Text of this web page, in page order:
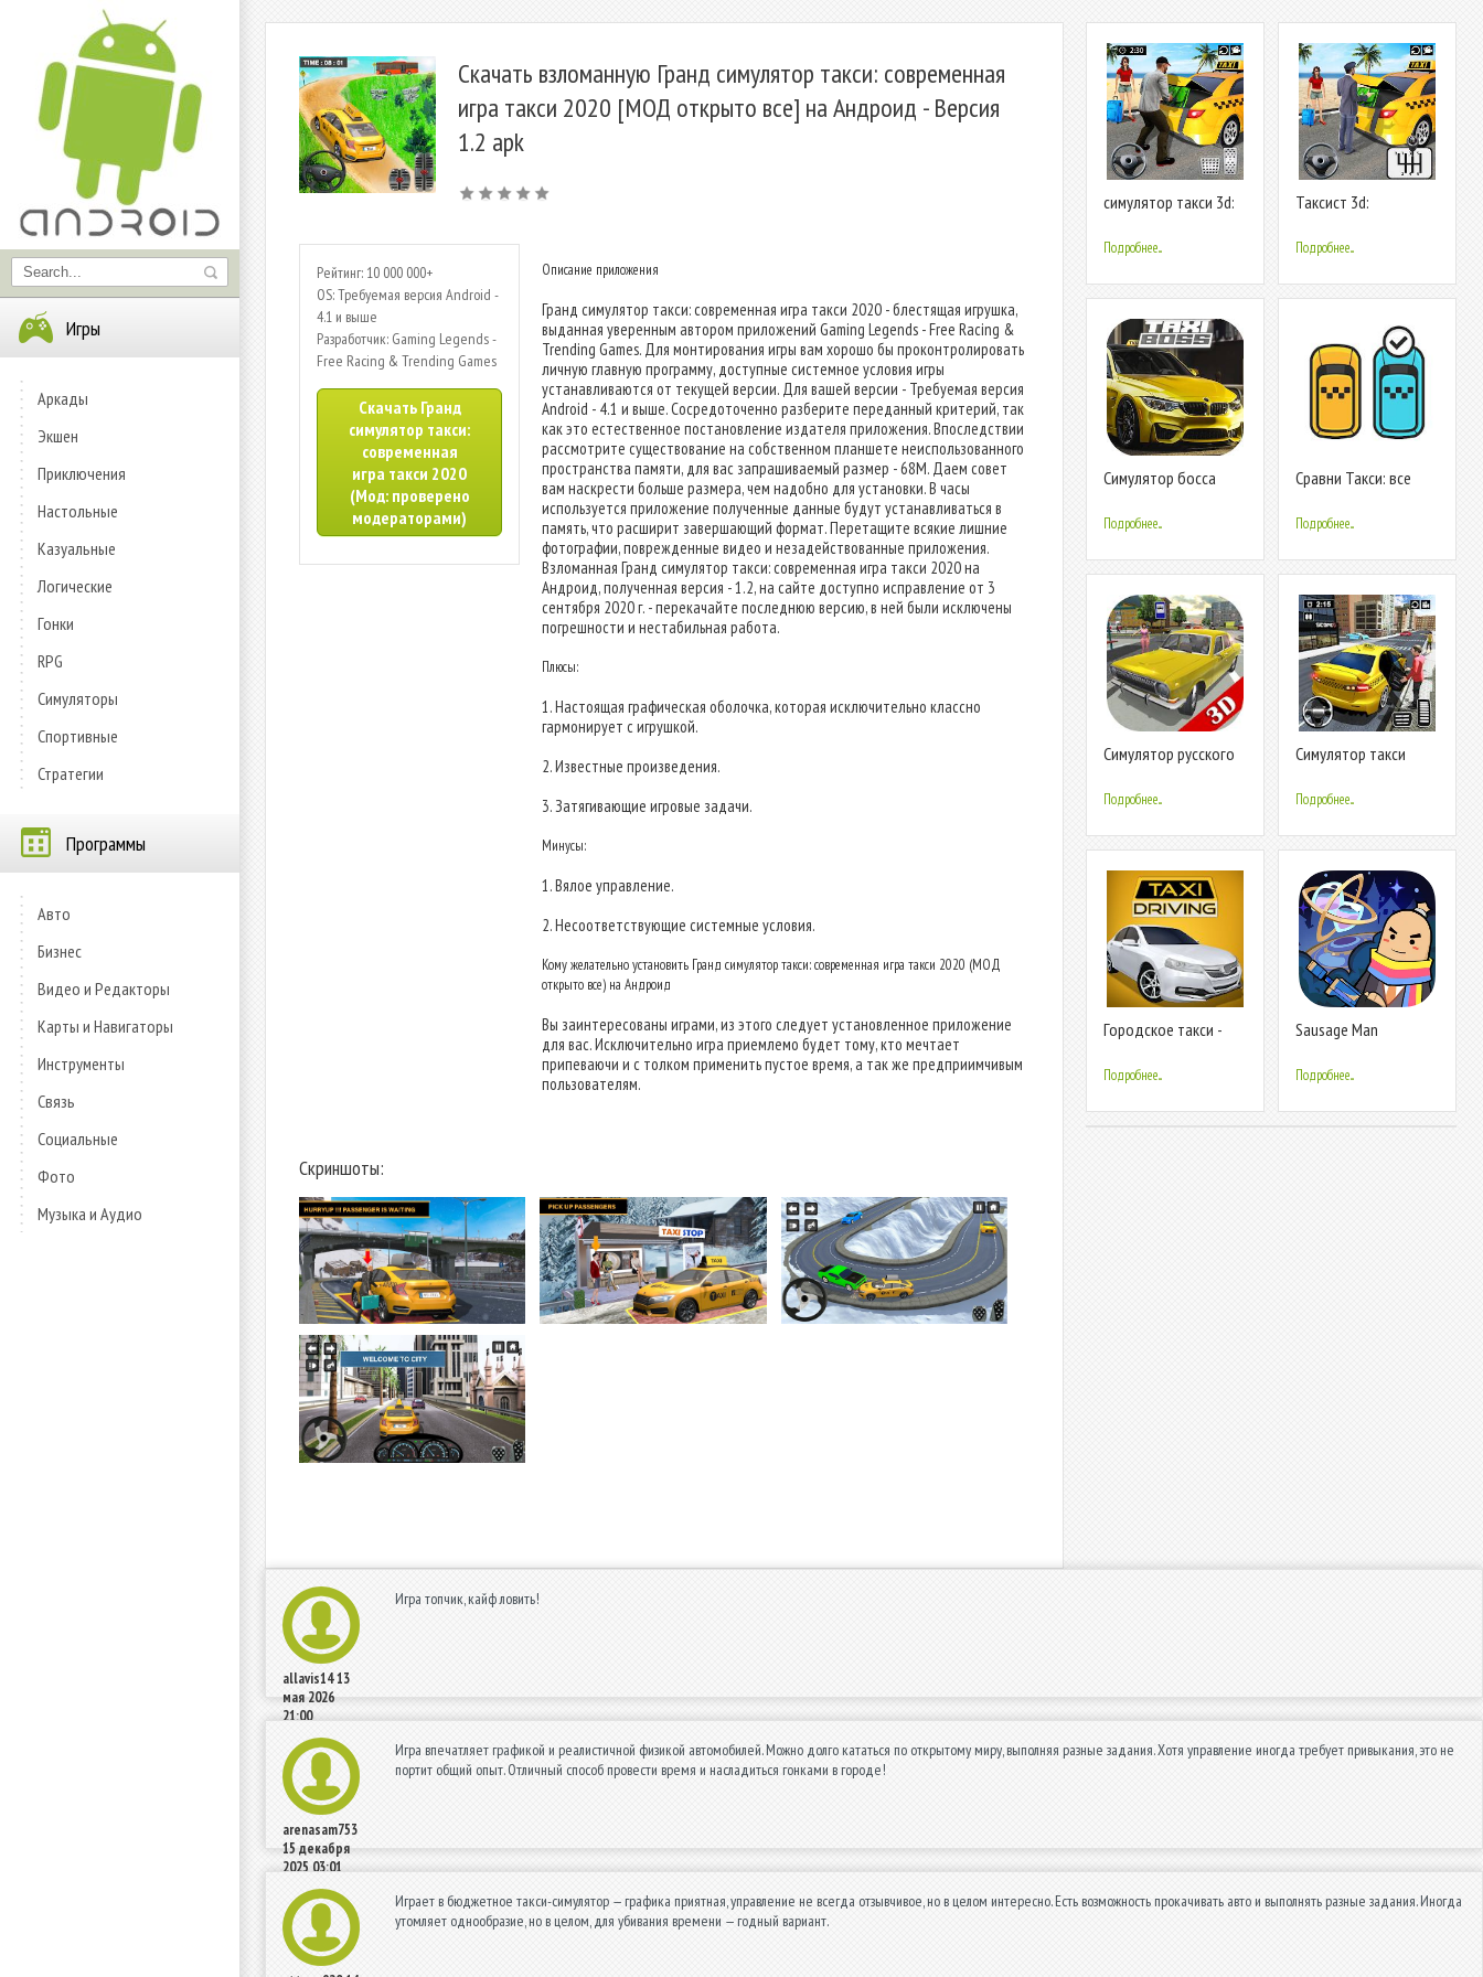
Игры
Аркады
Экшен
Приключения
Настольные
Казуальные
Логические
Гонки
RPG
Симуляторы
Спортивные
Стратегии
Программы
Авто
Бизнес
Видео и Редакторы
Карты и Навигаторы
Инструменты
Связь
Социальные
Фото
Музыка и Аудио
Скачать взломанную Гранд симулятор такси: современная
игра такси 2020 [МОД открыто все] на Андроид - Версия
1.2 apk
Рейтинг: 10 000 000+
OS: Требуемая версия Android -
4.1 и выше
Разработчик: Gaming Legends -
Free Racing & Trending Games
Скачать Гранд
симулятор такси:
современная
игра такси 2020
(Мод: проверено
модераторами)
Описание приложения
Гранд симулятор такси: современная игра такси 2020 - блестящая игрушка,
выданная уверенным автором приложений Gaming Legends - Free Racing &
Trending Games. Для монтирования игры вам хорошо бы проконтролировать
личную главную программу, доступные системное условия игры
устанавливаются от текущей версии. Для вашей версии - Требуемая версия
Android - 4.1 и выше. Сосредоточенно разберите переданный критерий, так
как это естественное постановление издателя приложения. Впоследствии
рассмотрите существование на собственном планшете неиспользованного
пространства памяти, для вас запрашиваемый размер - 68M. Даем совет
вам наскрести больше размера, чем надобно для установки. В часы
используется приложение полученные данные будут устанавливаться в
память, что расширит завершающий формат. Перетащите всякие лишние
фотографии, поврежденные видео и незадействованные приложения.
Взломанная Гранд симулятор такси: современная игра такси 2020 на
Андроид, полученная версия - 1.2, на сайте доступно исправление от 3
сентября 2020 г. - перекачайте последнюю версию, в ней были исключены
погрешности и нестабильная работа.
Плюсы:
1. Настоящая графическая оболочка, которая исключительно классно
гармонирует с игрушкой.
2. Известные произведения.
3. Затягивающие игровые задачи.
Минусы:
1. Вялое управление.
2. Несоответствующие системные условия.
Кому желательно установить Гранд симулятор такси: современная игра такси 2020 (МОД
открыто все) на Андроид
Вы заинтересованы играми, из этого следует установленное приложение
для вас. Исключительно игра приемлемо будет тому, кто мечтает
припеваючи и с толком применить пустое время, а так же предприимчивым
пользователям.
Скриншоты:
симулятор такси 3d:
Подробнее...
Таксист 3d:
Подробнее...
Симулятор босса
Подробнее...
Сравни Такси: все
Подробнее...
Симулятор русского
Подробнее...
Симулятор такси
Автомобильные игры
Подробнее...
Городское такси -
Подробнее...
Sausage Man
Подробнее...
allavis1413
мая 2026
21:00
Игра топчик, кайф ловить!
arenasam753
15 декабря
2025 03:01
Игра впечатляет графикой и реалистичной физикой автомобилей. Можно долго кататься по открытому миру, выполняя разные задания. Хотя управление иногда требует привыкания, это не
портит общий опыт. Отличный способ провести время и насладиться гонками в городе!
Играет в бюджетное такси-симулятор — графика приятная, управление не всегда отзывчивое, но в целом интересно. Есть возможность прокачивать авто и выполнять разные задания. Иногда
утомляет однообразие, но в целом, для убивания времени — годный вариант.